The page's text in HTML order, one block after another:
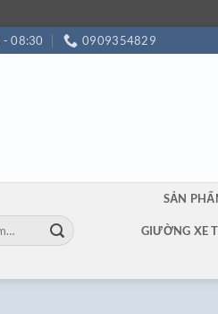
- 08:30 0909354829
SẢN
GIƯỜNG XE